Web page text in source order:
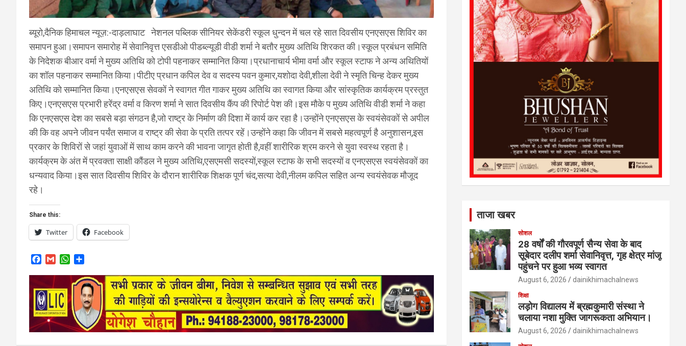
ब्यूरो,दैनिक हिमाचल न्यूज़:-दाड़लाघाट नेशनल पब्लिक सीनियर सेकेंडरी स्कूल धुन्दन में चल रहे सात दिवसीय एनएसएस शिविर का
समापन हुआ।समापन समारोह में सेवानिवृत्त एसडीओ पीडब्ल्यूडी वीडी शर्मा ने बतौर मुख्य अतिथि शिरकत की।स्कूल प्रबंधन समिति
के निदेशक बीआर वर्मा ने मुख्य अतिथि को टोपी पहनाकर सम्मानित किया।प्रधानाचार्य भीमा वर्मा और स्कूल स्टाफ ने अन्य अथितियों
का शॉल पहनाकर सम्मानित किया।पीटीए प्रधान कपिल देव व सदस्य पवन कुमार,यशोदा देवी,शीला देवी ने स्मृति चिन्ह देकर मुख्य
अतिथि को सम्मानित किया।एनएसएस सेवकों ने स्वागत गीत गाकर मुख्य अतिथि का स्वागत किया और सांस्कृतिक कार्यक्रम प्रस्तुत
किए।एनएसएस प्रभारी हरेंद्र वर्मा व किरण शर्मा ने सात दिवसीय कैंप की रिपोर्ट पेश की।इस मौके प मुख्य अतिथि वीडी शर्मा ने कहा
कि एनएसएस देश का सबसे बड़ा संगठन है,जो राष्ट्र के निर्माण की दिशा में कार्य कर रहा है।उन्होंने एनएसएस के स्वयंसेवकों से अपील
की कि वह अपने जीवन पर्यंत समाज व राष्ट्र की सेवा के प्रति तत्पर रहें।उन्होंने कहा कि जीवन में सबसे महत्वपूर्ण है अनुशासन,इस
प्रकार के शिविरों से जहां युवाओं में साथ काम करने की भावना जागृत होती है,वहीं शारीरिक श्रम करने से युवा स्वस्थ रहता है।
कार्यक्रम के अंत में प्रवक्ता साक्षी कौंडल ने मुख्य अतिथि,एसएमसी सदस्यों,स्कूल स्टाफ के सभी सदस्यों व एनएसएस स्वयंसेवकों का
धन्यवाद किया।इस सात दिवसीय शिविर के दौरान शारीरिक शिक्षक पूर्ण चंद,सत्या देवी,नीलम कपिल सहित अन्य स्वयंसेवक मौजूद
रहे।
Share this:
Twitter Facebook
e
b
o
o
k
i
W
s
A
p
p
a
r
e
ताजा खबर
सोशल
28 वर्षों की गौरवपूर्ण सैन्य सेवा के बाद
सूबेदार दलीप शर्मा सेवानिवृत्त, गृह क्षेत्र मांजू
पहुंचने पर हुआ भव्य स्वागत
August 6, 2026 dainikhimachalnews
शिक्षा
लड़ोग विद्यालय में ब्रह्मकुमारी संस्था ने
चलाया नशा मुक्ति जागरूकता अभियान।
August 6, 2026 dainikhimachalnews